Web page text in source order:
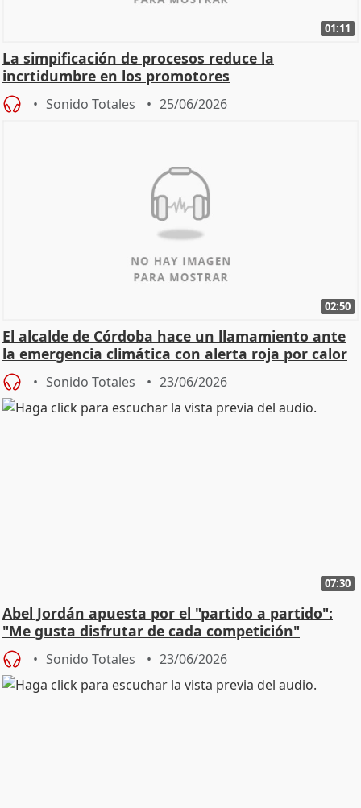
01:11
La simpificación de procesos reduce la
incrtidumbre en los promotores
Sonido Totales 25/06/2026
02:50
El alcalde de Córdoba hace un llamamiento ante
la emergencia climática con alerta roja por calor
Sonido Totales 23/06/2026
07:30
Abel Jordán apuesta por el "partido a partido":
"Me gusta disfrutar de cada competición"
Sonido Totales 23/06/2026